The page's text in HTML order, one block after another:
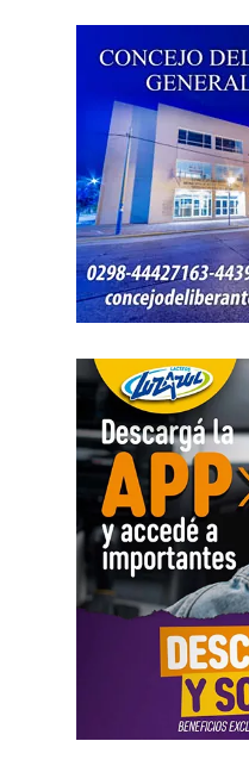
ni qué parte
La jueza también
él mismo presentó. Ese
de ingresos durante un
una relación laboral con
aclaró que esos datos no
totalidad de los recursos,
participaciones
El informe bancario
saldos durante varios
movimientos como parte
no los consideró
una cifra definitiva.
Las declaraciones
Varias personas hablaron
viajes al exterior,
testimonio mencionó la
empresa que ocupaba un
Aun con ese conjunto de
faltó documentación
sostuvo que el progenitor